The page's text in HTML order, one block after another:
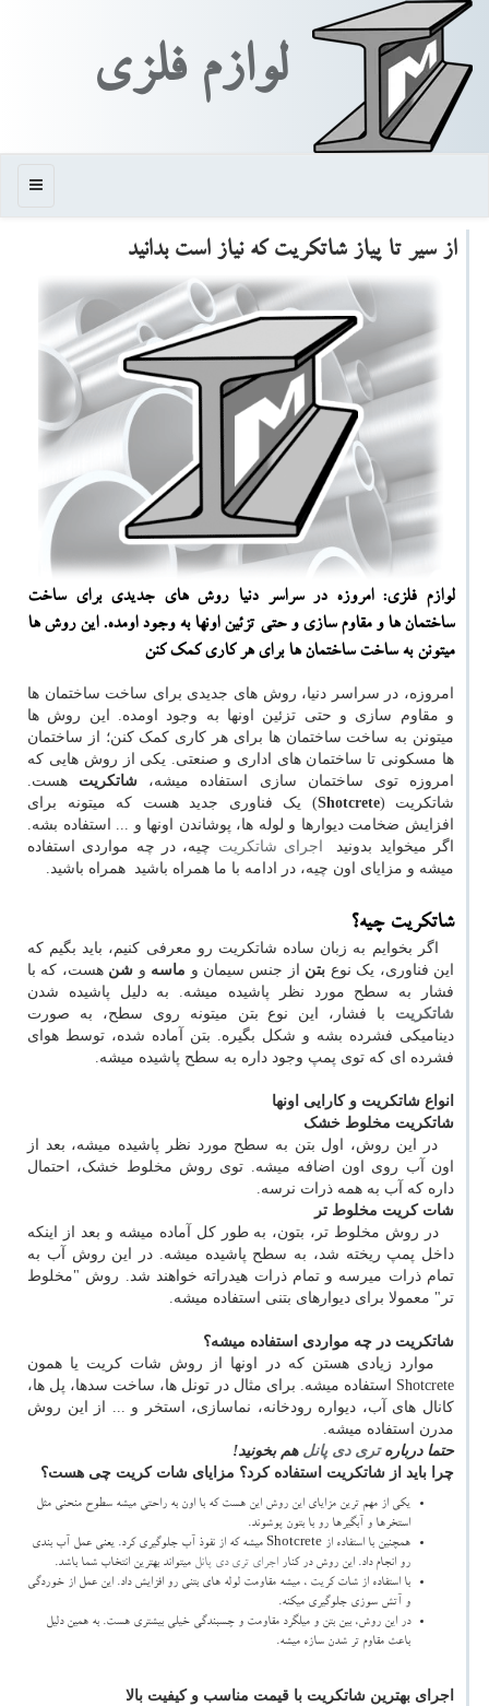
لوازم فلزی
منو
از سیر تا پیاز شاتكریت كه نیاز است بدانید
لوازم فلزی: امروزه در سراسر دنیا روش های جدیدی برای ساخت
ساختمان ها و مقاوم سازی و حتی تزئین اونها به وجود اومده. این روش ها
میتونن به ساخت ساختمان ها برای هر كاری كمك كنن
امروزه، در سراسر دنیا، روش های جدیدی برای ساخت ساختمان ها
و مقاوم سازی و حتی تزئین اونها به وجود اومده. این روش ها
میتونن به ساخت ساختمان ها برای هر کاری کمک کنن؛ از ساختمان
ها مسکونی تا ساختمان های اداری و صنعتی. یکی از روش هایی که
امروزه توی ساختمان سازی استفاده میشه، شاتکریت هست.
شاتکریت (Shotcrete) یک فناوری جدید هست که میتونه برای
افزایش ضخامت دیوارها و لوله ها، پوشاندن اونها و ... استفاده بشه.
اگر میخواید بدونید
اجرای شاتکریت چیه، در چه مواردی استفاده
میشه و مزایای اون چیه، در ادامه با ما همراه باشید همراه باشید.
شاتکریت چیه؟
اگر بخوایم به زبان ساده شاتکریت رو معرفی کنیم، باید بگیم که
این فناوری، یک نوع بتن از جنس سیمان و ماسه و شن هست، که با
فشار به سطح مورد نظر پاشیده میشه. به دلیل پاشیده شدن
شاتکریت با فشار، این نوع بتن میتونه روی سطح، به صورت
دینامیکی فشرده بشه و شکل بگیره. بتن آماده شده، توسط هوای
فشرده ای که توی پمپ وجود داره به سطح پاشیده میشه.
انواع شاتکریت و کارایی اونها
شاتکریت مخلوط خشک
در این روش، اول بتن به سطح مورد نظر پاشیده میشه، بعد از
اون آب روی اون اضافه میشه. توی روش مخلوط خشک، احتمال
داره که آب به همه ذرات نرسه.
شات کریت مخلوط تر
در روش مخلوط تر، بتون، به طور کل آماده میشه و بعد از اینکه
داخل پمپ ریخته شد، به سطح پاشیده میشه. در این روش آب به
تمام ذرات میرسه و تمام ذرات هیدراته خواهند شد. روش "مخلوط
تر" معمولا برای دیوارهای بتنی استفاده میشه.
شاتکریت در چه مواردی استفاده میشه؟
موارد زیادی هستن که در اونها از روش شات کریت یا همون
Shotcrete استفاده میشه. برای مثال در تونل ها، ساخت سدها، پل ها،
کانال های آب، دیواره رودخانه، نماسازی، استخر و ... از این روش
مدرن استفاده میشه.
حتما درباره تری دی پانل هم بخونید!
چرا باید از شاتکریت استفاده کرد؟ مزایای شات کریت چی هست؟
یکی از مهم ترین مزایای این روش این هست که با اون به راحتی میشه سطوح منحنی مثل
استخرها و آبگیرها رو با بتون پوشوند.
همچنین با استفاده از Shotcrete میشه که از نفوذ آب جلوگیری کرد. یعنی عمل آب بندی
رو انجام داد. این روش در کنار اجرای تری دی پانل میتواند بهترین انتخاب شما باشد.
با استفاده از شات کریت ، میشه مقاومت لوله های بتنی رو افزایش داد. این عمل از خوردگی
و آتش سوزی جلوگیری میکنه.
در این روش، بین بتن و میلگرد مقاومت و چسبندگی خیلی بیشتری هست. به همین دلیل
باعث مقاوم تر شدن سازه میشه.
اجرای بهترین شاتکریت با قیمت مناسب و کیفیت بالا